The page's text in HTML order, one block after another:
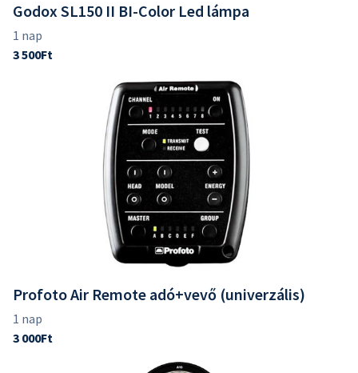
Godox SL150 II BI-Color Led lámpa
Profoto Air Remote adó+vevő (univerzális)